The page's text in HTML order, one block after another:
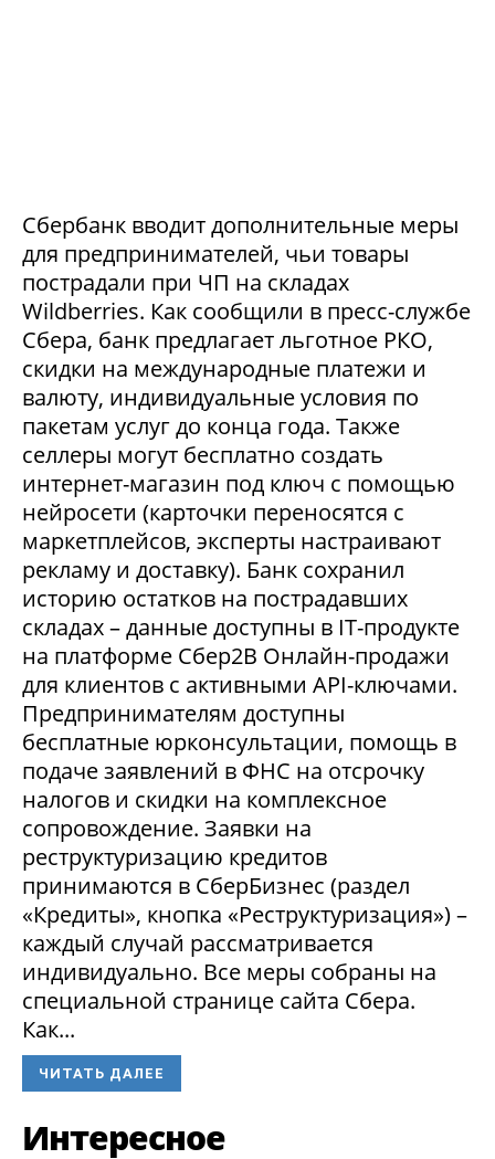
Сбербанк вводит дополнительные меры
для предпринимателей, чьи товары
пострадали при ЧП на складах
Wildberries. Как сообщили в пресс-службе
Сбера, банк предлагает льготное РКО,
скидки на международные платежи и
валюту, индивидуальные условия по
пакетам услуг до конца года. Также
селлеры могут бесплатно создать
интернет-магазин под ключ с помощью
нейросети (карточки переносятся с
маркетплейсов, эксперты настраивают
рекламу и доставку). Банк сохранил
историю остатков на пострадавших
складах – данные доступны в IT-продукте
на платформе Сбер2В Онлайн-продажи
для клиентов с активными API-ключами.
Предпринимателям доступны
бесплатные юрконсультации, помощь в
подаче заявлений в ФНС на отсрочку
налогов и скидки на комплексное
сопровождение. Заявки на
реструктуризацию кредитов
принимаются в СберБизнес (раздел
«Кредиты», кнопка «Реструктуризация») –
каждый случай рассматривается
индивидуально. Все меры собраны на
специальной странице сайта Сбера.
Как...
ЧИТАТЬ ДАЛЕЕ
Интересное